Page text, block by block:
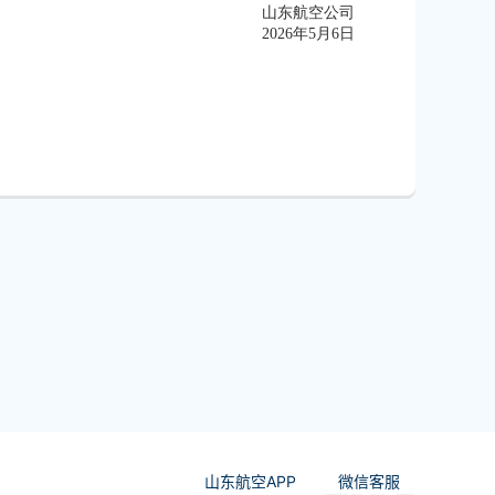
山东航空公司
2026年5月6日
山东航空APP 微信客服